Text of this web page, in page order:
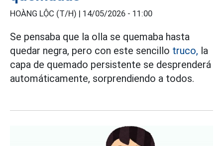
HOÀNG LỘC (T/H) | 14/05/2026 - 11:00
Se pensaba que la olla se quemaba hasta
quedar negra, pero con este sencillo truco, la
capa de quemado persistente se desprenderá
automáticamente, sorprendiendo a todos.